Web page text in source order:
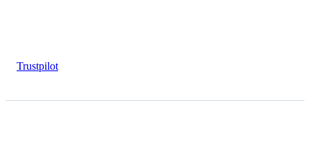
Trustpilot